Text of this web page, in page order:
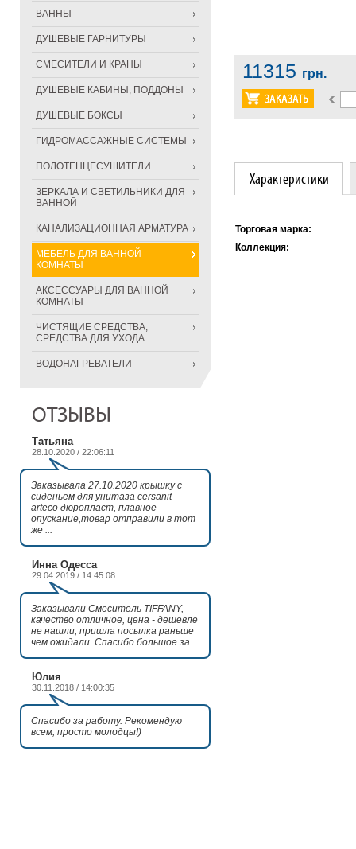
ВАННЫ
ДУШЕВЫЕ ГАРНИТУРЫ
СМЕСИТЕЛИ И КРАНЫ
ДУШЕВЫЕ КАБИНЫ, ПОДДОНЫ
ДУШЕВЫЕ БОКСЫ
ГИДРОМАССАЖНЫЕ СИСТЕМЫ
ПОЛОТЕНЦЕСУШИТЕЛИ
ЗЕРКАЛА И СВЕТИЛЬНИКИ ДЛЯ
ВАННОЙ
КАНАЛИЗАЦИОННАЯ АРМАТУРА
МЕБЕЛЬ ДЛЯ ВАННОЙ
КОМНАТЫ
АКСЕССУАРЫ ДЛЯ ВАННОЙ
КОМНАТЫ
ЧИСТЯЩИЕ СРЕДСТВА,
СРЕДСТВА ДЛЯ УХОДА
ВОДОНАГРЕВАТЕЛИ
ОТЗЫВЫ
Татьяна
28.10.2020 / 22:06:11
Заказывала 27.10.2020 крышку с
сиденьем для унитаза cersanit
arteco дюропласт, плавное
опускание,товар отправили в тот
же ...
Инна Одесса
29.04.2019 / 14:45:08
Заказывали Смеситель TIFFANY,
качество отличное, цена - дешевле
не нашли, пришла посылка раньше
чем ожидали. Спасибо большое за ...
Юлия
30.11.2018 / 14:00:35
Спасибо за работу. Рекомендую
всем, просто молодцы!)
11315 грн.
Характеристики
Торговая марка:
Коллекция: